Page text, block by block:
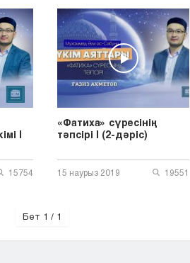
|
15754
«Фатиха» сүресінің
тәпсірі | (2-дәріс)
15 наурыз 2019 19551
Бет 1 / 1